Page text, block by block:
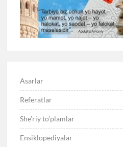
Asarlar
Referatlar
She’riy to’plamlar
Ensiklopediyalar